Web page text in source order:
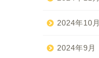
2024年10月
2024年9月